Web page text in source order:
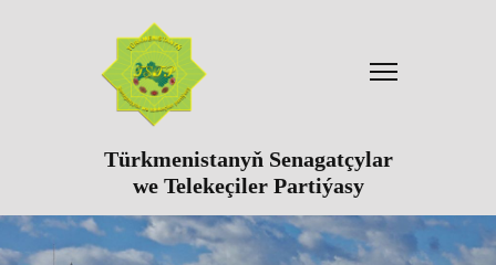
Türkmenistanyň Senagatçylar
we Telekeçiler Partiýasy